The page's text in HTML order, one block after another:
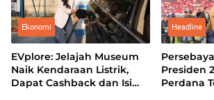
Ekonomi
EVplore: Jelajah Museum
Naik Kendaraan Listrik,
Dapat Cashback dan Isi
Headline
Presiden
Perdana